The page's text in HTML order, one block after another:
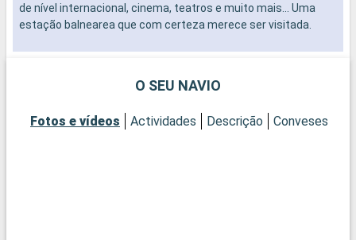
de nível internacional, cinema, teatros e muito mais... Uma
estação balnearea que com certeza merece ser visitada.
O SEU NAVIO
Fotos e vídeos Actividades Descrição Conveses